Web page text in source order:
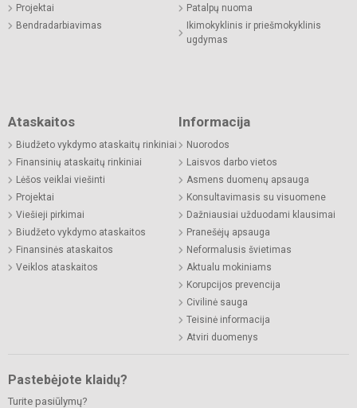
Projektai
Bendradarbiavimas
Patalpų nuoma
Ikimokyklinis ir priešmokyklinis
ugdymas
Ataskaitos
Biudžeto vykdymo ataskaitų rinkiniai
Finansinių ataskaitų rinkiniai
Lėšos veiklai viešinti
Projektai
Viešieji pirkimai
Biudžeto vykdymo ataskaitos
Finansinės ataskaitos
Veiklos ataskaitos
Informacija
Nuorodos
Laisvos darbo vietos
Asmens duomenų apsauga
Konsultavimasis su visuomene
Dažniausiai užduodami klausimai
Pranešėjų apsauga
Neformalusis švietimas
Aktualu mokiniams
Korupcijos prevencija
Civilinė sauga
Teisinė informacija
Atviri duomenys
Pastebėjote klaidų?
Turite pasiūlymų?